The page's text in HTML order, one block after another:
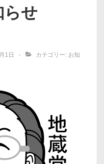
らせ
1日 カテゴリー: お知